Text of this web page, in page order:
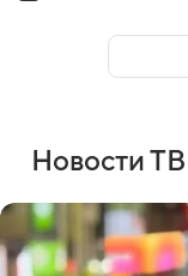
Новости ТВ